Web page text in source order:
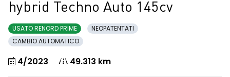
hybrid Techno Auto 145cv
USATO RENORD PRIME
NEOPATENTATI
CAMBIO AUTOMATICO
4/2023 49.313 km